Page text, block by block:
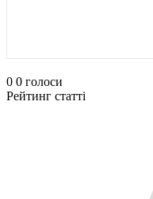
0 0 голоси
Рейтинг статті